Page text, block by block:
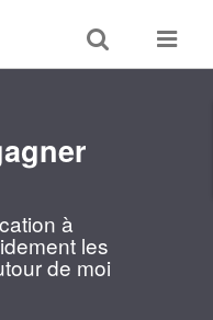
Toggle
search
Toggle
à
les
de moi